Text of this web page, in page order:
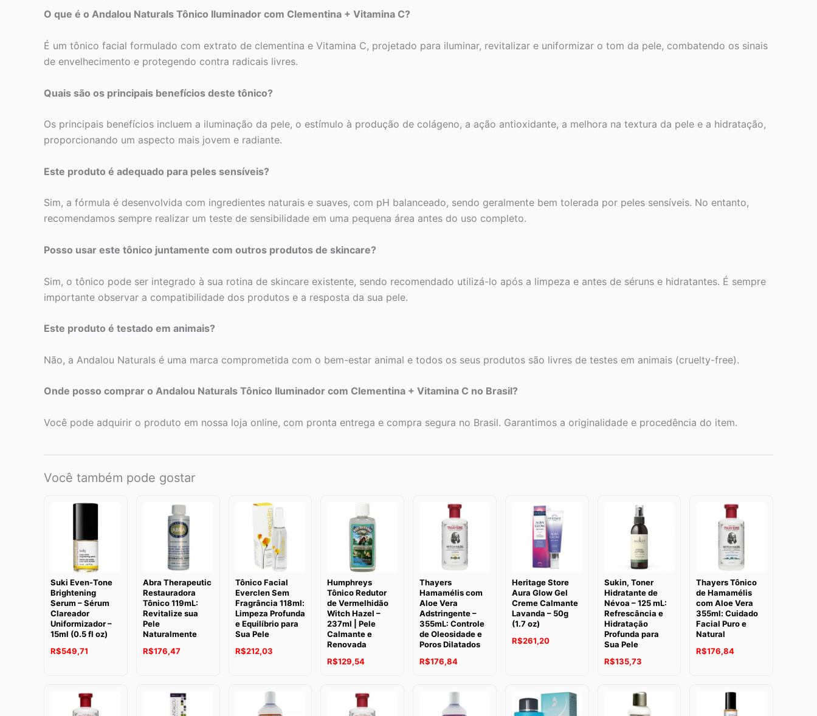
O que é o Andalou Naturals Tônico Iluminador com Clementina + Vitamina C?
É um tônico facial formulado com extrato de clementina e Vitamina C, projetado para iluminar, revitalizar e uniformizar o tom da pele, combatendo os sinais
de envelhecimento e protegendo contra radicais livres.
Quais são os principais benefícios deste tônico?
Os principais benefícios incluem a iluminação da pele, o estímulo à produção de colágeno, a ação antioxidante, a melhora na textura da pele e a hidratação,
proporcionando um aspecto mais jovem e radiante.
Este produto é adequado para peles sensíveis?
Sim, a fórmula é desenvolvida com ingredientes naturais e suaves, com pH balanceado, sendo geralmente bem tolerada por peles sensíveis. No entanto,
recomendamos sempre realizar um teste de sensibilidade em uma pequena área antes do uso completo.
Posso usar este tônico juntamente com outros produtos de skincare?
Sim, o tônico pode ser integrado à sua rotina de skincare existente, sendo recomendado utilizá-lo após a limpeza e antes de séruns e hidratantes. É sempre
importante observar a compatibilidade dos produtos e a resposta da sua pele.
Este produto é testado em animais?
Não, a Andalou Naturals é uma marca comprometida com o bem-estar animal e todos os seus produtos são livres de testes em animais (cruelty-free).
Onde posso comprar o Andalou Naturals Tônico Iluminador com Clementina + Vitamina C no Brasil?
Você pode adquirir o produto em nossa loja online, com pronta entrega e compra segura no Brasil. Garantimos a originalidade e procedência do item.
Você também pode gostar
Suki Even-Tone
Brightening
Serum – Sérum
Clareador
Uniformizador –
15ml (0.5 fl oz)
R$549,71
Abra Therapeutic
Restauradora
Tônico 119mL:
Revitalize sua
Pele
Naturalmente
R$176,47
Tônico Facial
Everclen Sem
Fragrância 118ml:
Limpeza Profunda
e Equilíbrio para
Sua Pele
R$212,03
Humphreys
Tônico Redutor
de Vermelhidão
Witch Hazel –
237ml | Pele
Calmante e
Renovada
R$129,54
Thayers
Hamamélis com
Aloe Vera
Adstringente –
355mL: Controle
de Oleosidade e
Poros Dilatados
R$176,84
Heritage Store
Aura Glow Gel
Creme Calmante
Lavanda – 50g
(1.7 oz)
R$261,20
Sukin, Toner
Hidratante de
Névoa – 125 mL:
Refrescância e
Hidratação
Profunda para
Sua Pele
R$135,73
Thayers Tônico
de Hamamélis
com Aloe Vera
355ml: Cuidado
Facial Puro e
Natural
R$176,84